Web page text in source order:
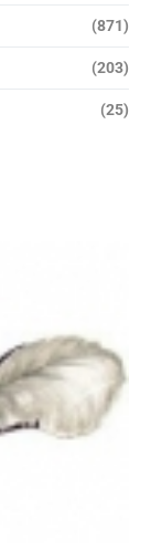
(871)
(203)
(25)